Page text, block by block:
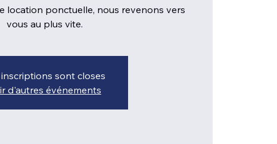
location ponctuelle, nous revenons vers
vous au plus vite.
inscriptions sont closes
d'autres événements